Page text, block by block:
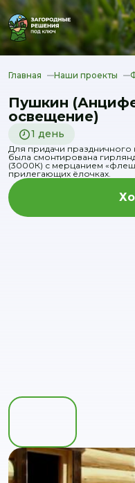
Главная Наши проекты
Пушкин
освещение)
1 день
Для придачи праздничного
была смонтирована
(3000К) с мерцанием
прилегающих ёлочках.